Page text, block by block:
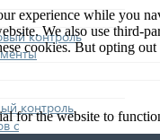
контроль
контроль
с
experience while you
We also use third-
cookies. But opting
for the website to